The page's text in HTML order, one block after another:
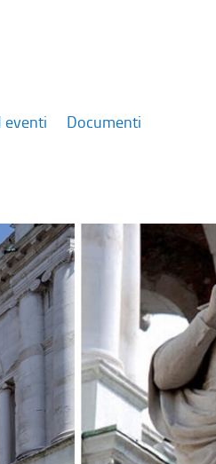
eventi Documenti